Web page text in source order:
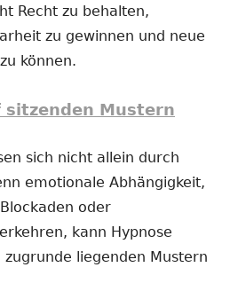
Recht zu behalten,
zu gewinnen und neue
können.
sitzenden Mustern
sich nicht allein durch
emotionale Abhängigkeit,
oder
kann Hypnose
liegenden Mustern